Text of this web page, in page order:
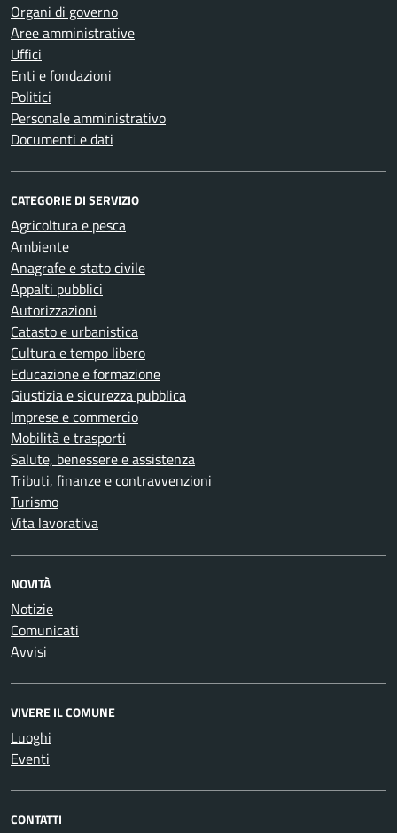
Organi di governo
Aree amministrative
Uffici
Enti e fondazioni
Politici
Personale amministrativo
Documenti e dati
CATEGORIE DI SERVIZIO
Agricoltura e pesca
Ambiente
Anagrafe e stato civile
Appalti pubblici
Autorizzazioni
Catasto e urbanistica
Cultura e tempo libero
Educazione e formazione
Giustizia e sicurezza pubblica
Imprese e commercio
Mobilità e trasporti
Salute, benessere e assistenza
Tributi, finanze e contravvenzioni
Turismo
Vita lavorativa
NOVITÀ
Notizie
Comunicati
Avvisi
VIVERE IL COMUNE
Luoghi
Eventi
CONTATTI